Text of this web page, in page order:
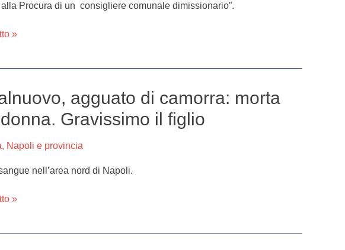
Procura di un consigliere comunale dimissionario”.
»
agguato di camorra: morta
Gravissimo il figlio
, Napoli e provincia
nell’area nord di Napoli.
»